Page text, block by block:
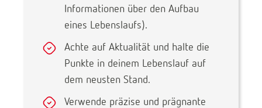
Informationen über den Aufbau
eines Lebenslaufs).
Achte auf Aktualität und halte die
Punkte in deinem Lebenslauf auf
dem neusten Stand.
Verwende präzise und prägnante